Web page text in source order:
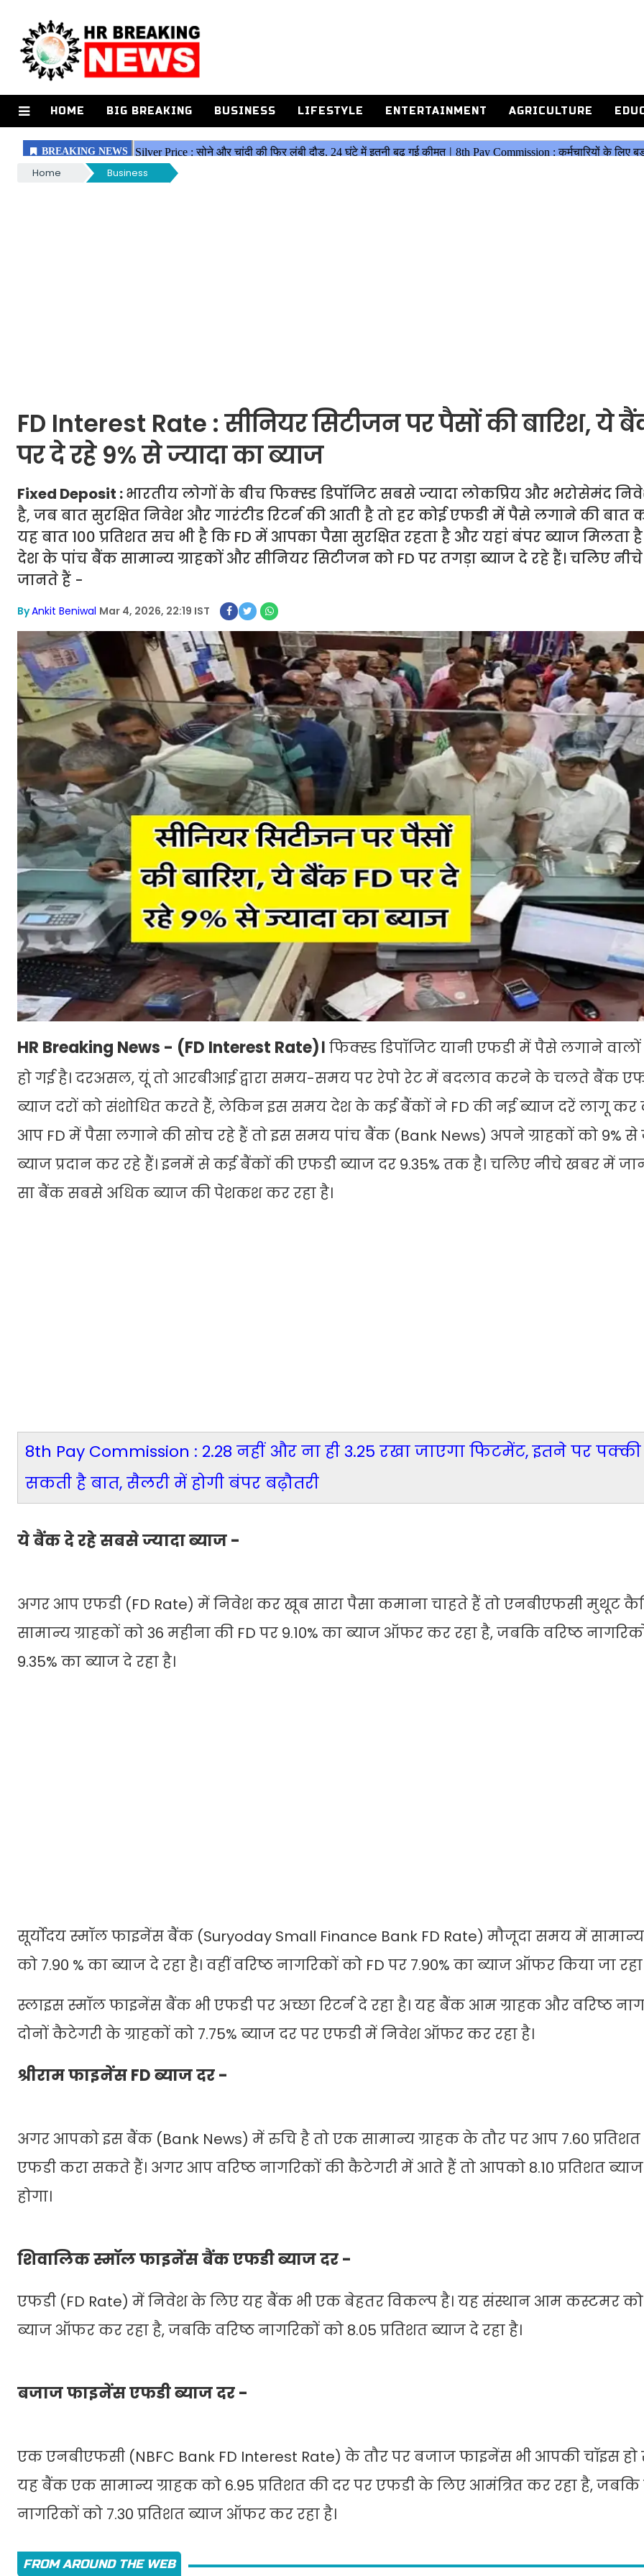
HOME BIG BREAKING BUSINESS LIFESTYLE ENTERTAINMENT AGRICULTURE
Home Business
FD Interest Rate : सीनियर सिटीजन पर पैसों की बारिश, ये
पर दे रहे 9% से ज्यादा का ब्याज
Fixed Deposit :भारतीय लोगों के बीच फिक्स्ड डिपॉजिट सबसे ज्यादा लोकप्रिय और भरोसेमंद
है, जब बात सुरक्षित निवेश और गारंटीड रिटर्न की आती है तो हर कोई एफडी में पैसे लगाने की बात
यह बात 100 प्रतिशत सच भी है कि FD में आपका पैसा सुरक्षित रहता है और यहां बंपर ब्याज मिलता
देश के पांच बैंक सामान्य ग्राहकों और सीनियर सिटीजन को FD पर तगड़ा ब्याज दे रहे हैं। चलिए
जानते हैं -
ByAnkit Beniwal Mar 4, 2026, 22:19 IST
HR Breaking News - (FD Interest Rate)। फिक्स्ड डिपॉजिट यानी एफडी में पैसे लगाने वालों
हो गई है। दरअसल, यूं तो आरबीआई द्वारा समय-समय पर रेपो रेट में बदलाव करने के चलते बैंक
ब्याज दरों को संशोधित करते हैं, लेकिन इस समय देश के कई बैंकों ने FD की नई ब्याज दरें लागू कर
आप FD में पैसा लगाने की सोच रहे हैं तो इस समय पांच बैंक (Bank News) अपने ग्राहकों को 9% से
ब्याज प्रदान कर रहे हैं। इनमें से कई बैंकों की एफडी ब्याज दर 9.35% तक है। चलिए नीचे खबर में
सा बैंक सबसे अधिक ब्याज की पेशकश कर रहा है।
8th Pay Commission : 2.28 नहीं और ना ही 3.25 रखा जाएगा फिटमेंट, इतने पर
सकती है बात, सैलरी में होगी बंपर बढ़ौतरी
ये बैंक दे रहे सबसे ज्यादा ब्याज -
अगर आप एफडी (FD Rate) में निवेश कर खूब सारा पैसा कमाना चाहते हैं तो एनबीएफसी मुथूट
सामान्य ग्राहकों को 36 महीना की FD पर 9.10% का ब्याज ऑफर कर रहा है, जबकि वरिष्ठ
9.35% का ब्याज दे रहा है।
सूर्योदय स्मॉल फाइनेंस बैंक (Suryoday Small Finance Bank FD Rate) मौजूदा समय में सामान्य
को 7.90 % का ब्याज दे रहा है। वहीं वरिष्ठ नागरिकों को FD पर 7.90% का ब्याज ऑफर किया जा रहा
स्लाइस स्मॉल फाइनेंस बैंक भी एफडी पर अच्छा रिटर्न दे रहा है। यह बैंक आम ग्राहक और वरिष्ठ
दोनों कैटेगरी के ग्राहकों को 7.75% ब्याज दर पर एफडी में निवेश ऑफर कर रहा है।
श्रीराम फाइनेंस FD ब्याज दर -
अगर आपको इस बैंक (Bank News) में रुचि है तो एक सामान्य ग्राहक के तौर पर आप 7.60 प्रतिशत
एफडी करा सकते हैं। अगर आप वरिष्ठ नागरिकों की कैटेगरी में आते हैं तो आपको 8.10 प्रतिशत
होगा।
शिवालिक स्मॉल फाइनेंस बैंक एफडी ब्याज दर -
एफडी (FD Rate) में निवेश के लिए यह बैंक भी एक बेहतर विकल्प है। यह संस्थान आम कस्टमर को
ब्याज ऑफर कर रहा है, जबकि वरिष्ठ नागरिकों को 8.05 प्रतिशत ब्याज दे रहा है।
बजाज फाइनेंस एफडी ब्याज दर -
एक एनबीएफसी (NBFC Bank FD Interest Rate) के तौर पर बजाज फाइनेंस भी आपकी चॉइस हो
यह बैंक एक सामान्य ग्राहक को 6.95 प्रतिशत की दर पर एफडी के लिए आमंत्रित कर रहा है, जबकि
नागरिकों को 7.30 प्रतिशत ब्याज ऑफर कर रहा है।
FROM AROUND THE WEB